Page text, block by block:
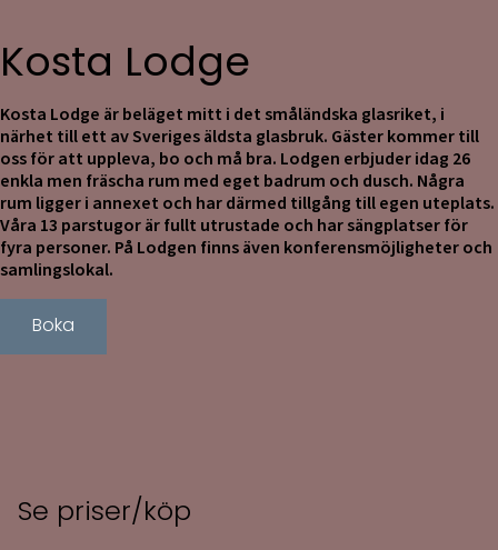
Kosta Lodge
Kosta Lodge är beläget mitt i det småländska glasriket, i
närhet till ett av Sveriges äldsta glasbruk. Gäster kommer till
oss för att uppleva, bo och må bra. Lodgen erbjuder idag 26
enkla men fräscha rum med eget badrum och dusch. Några
rum ligger i annexet och har därmed tillgång till egen uteplats.
Våra 13 parstugor är fullt utrustade och har sängplatser för
fyra personer. På Lodgen finns även konferensmöjligheter och
samlingslokal.
Boka
Se priser/köp